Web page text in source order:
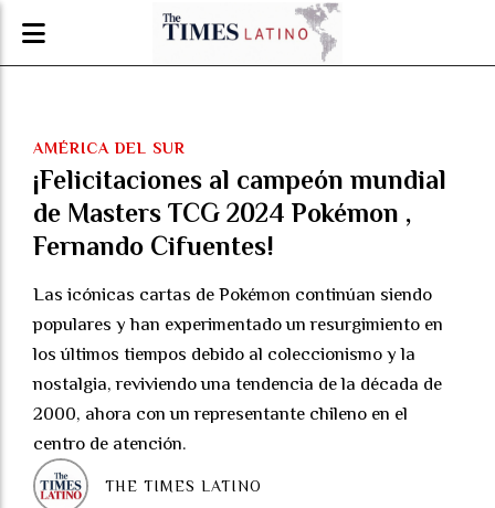
¡Felicitaciones al campeón mundial
de Masters TCG 2024 Pokémon ,
Fernando Cifuentes!
Las icónicas cartas de Pokémon continúan siendo
populares y han experimentado un resurgimiento en
los últimos tiempos debido al coleccionismo y la
nostalgia, reviviendo una tendencia de la década de
2000, ahora con un representante chileno en el
centro de atención.
AMÉRICA DEL SUR
THE TIMES LATINO